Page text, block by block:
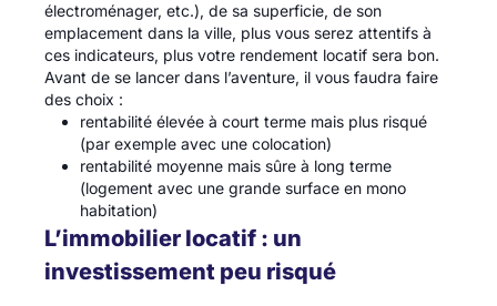
électroménager, etc.), de sa superficie, de son
emplacement dans la ville, plus vous serez attentifs à
ces indicateurs, plus votre rendement locatif sera bon.
Avant de se lancer dans l’aventure, il vous faudra faire
des choix :
rentabilité élevée à court terme mais plus risqué
(par exemple avec une colocation)
rentabilité moyenne mais sûre à long terme
(logement avec une grande surface en mono
habitation)
L’immobilier locatif : un
investissement peu risqué